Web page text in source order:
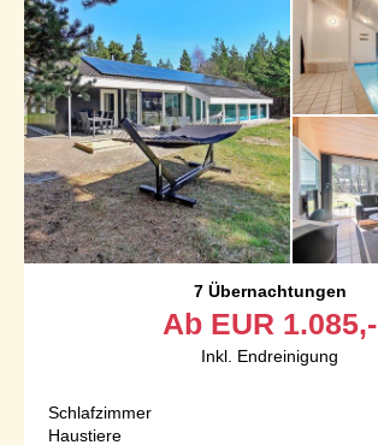
7 Übernachtungen
Ab EUR 1.085,-
Inkl. Endreinigung
Schlafzimmer
Haustiere